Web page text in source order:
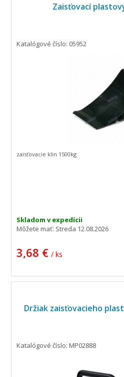
Zaisťovací
Katalógové číslo: 05952
Skladom v expedícii
Môžete mať: Streda 12.08.2026
3,68 € / ks
zaisťovacie klin 1500kg
Držiak zaisťovacieho
Katalógové číslo: MP02888